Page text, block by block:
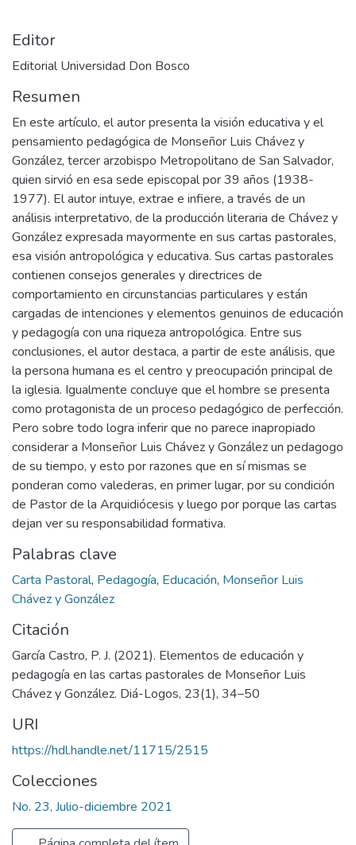
Editor
Editorial Universidad Don Bosco
Resumen
En este artículo, el autor presenta la visión educativa y el
pensamiento pedagógica de Monseñor Luis Chávez y
González, tercer arzobispo Metropolitano de San Salvador,
quien sirvió en esa sede episcopal por 39 años (1938-
1977). El autor intuye, extrae e infiere, a través de un
análisis interpretativo, de la producción literaria de Chávez y
González expresada mayormente en sus cartas pastorales,
esa visión antropológica y educativa. Sus cartas pastorales
contienen consejos generales y directrices de
comportamiento en circunstancias particulares y están
cargadas de intenciones y elementos genuinos de educación
y pedagogía con una riqueza antropológica. Entre sus
conclusiones, el autor destaca, a partir de este análisis, que
la persona humana es el centro y preocupación principal de
la iglesia. Igualmente concluye que el hombre se presenta
como protagonista de un proceso pedagógico de perfección.
Pero sobre todo logra inferir que no parece inapropiado
considerar a Monseñor Luis Chávez y González un pedagogo
de su tiempo, y esto por razones que en sí mismas se
ponderan como valederas, en primer lugar, por su condición
de Pastor de la Arquidiócesis y luego por porque las cartas
dejan ver su responsabilidad formativa.
Palabras clave
Carta Pastoral, Pedagogía, Educación, Monseñor Luis
Chávez y González
Citación
García Castro, P. J. (2021). Elementos de educación y
pedagogía en las cartas pastorales de Monseñor Luis
Chávez y González. Diá-Logos, 23(1), 34–50
URI
https://hdl.handle.net/11715/2515
Colecciones
No. 23, Julio-diciembre 2021